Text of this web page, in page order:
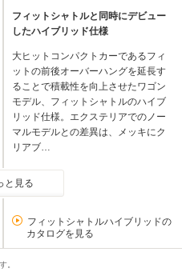
フィットシャトルと同時にデビュー
したハイブリッド仕様
大ヒットコンパクトカーであるフィ
ットの前後オーバーハングを延長す
ることで積載性を向上させたワゴン
モデル、フィットシャトルのハイブ
リッド仕様。エクステリアでのノー
マルモデルとの差異は、メッキにク
リアブ…
と見る
フィットシャトルハイブリッドの
カタログを見る
。